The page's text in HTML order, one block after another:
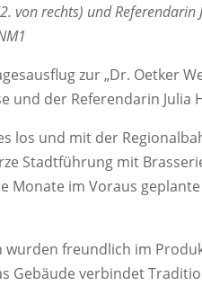
von rechts) und
zur „Dr. Oetker
und der Referendarin Julia
los und mit der
Stadtführung mit
im Voraus
wurden freundlich im
Gebäude verbindet